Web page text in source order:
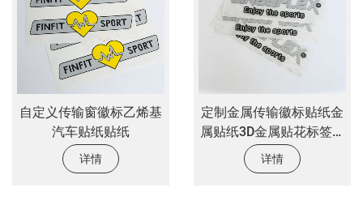
自定义传输窗徽标乙烯基
汽车贴纸贴纸
详情
定制金属传输徽标贴纸金
属贴纸3D金属贴花标签浮
雕颜色快速标签贴纸
详情